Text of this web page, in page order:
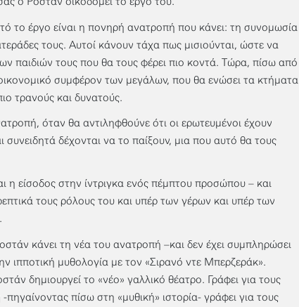
το έργο είναι η πονηρή ανατροπή που κάνει: τη συνομωσία
τους. Αυτοί κάνουν τάχα πως μισιούνται, ώστε να
παιδιών τους που θα τους φέρει πιο κοντά. Τώρα, πίσω από
συμφέρον των μεγάλων, που θα ενώσει τα κτήματα
τρανούς και δυνατούς.
όταν θα αντιληφθούνε ότι οι ερωτευμένοι έχουν
συνειδητά δέχονται να το παίξουν, μια που αυτό θα τους
η είσοδος στην ίντριγκα ενός πέμπτου προσώπου – και
τους ρόλους του και υπέρ των γέρων και υπέρ των
κάνει τη νέα του ανατροπή –και δεν έχει συμπληρώσει
ιπποτική μυθολογία με τον «Σιρανό ντε Μπερζεράκ».
δημιουργεί το «νέο» γαλλικό θέατρο. Γράφει για τους
πηγαίνοντας πίσω στη «μυθική» ιστορία- γράφει για τους